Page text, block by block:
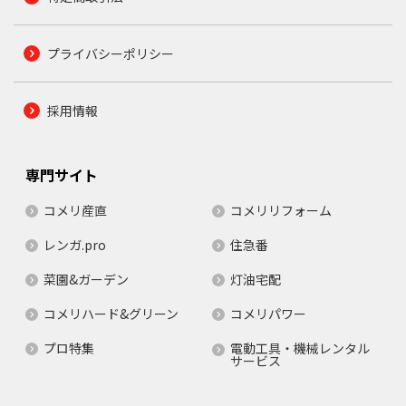
プライバシーポリシー
採用情報
専門サイト
コメリ産直
コメリリフォーム
レンガ.pro
住急番
菜園&ガーデン
灯油宅配
コメリハード&グリーン
コメリパワー
プロ特集
電動工具・機械レンタル
サービス